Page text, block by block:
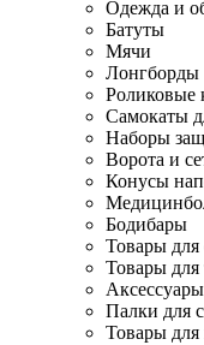
Одежда и
Батуты
Мячи
Лонгборды
Роликовые
Самокаты
Наборы
Ворота и
Конусы
Бодибары
Товары для
Товары для
Палки для
Товары для